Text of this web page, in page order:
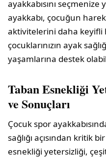
ayakkabısını seçmenize
ayakkabı, çocuğun
aktivitelerini daha keyifli
çocuklarınızın ayak
yaşamlarına destek
Taban Esnekliği
ve Sonuçları
Çocuk spor
sağlığı açısından kritik
esnekliği yetersizliği,